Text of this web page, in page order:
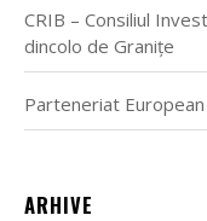
CRIB – Consiliul
dincolo de Granițe
Parteneriat European
ARHIVE